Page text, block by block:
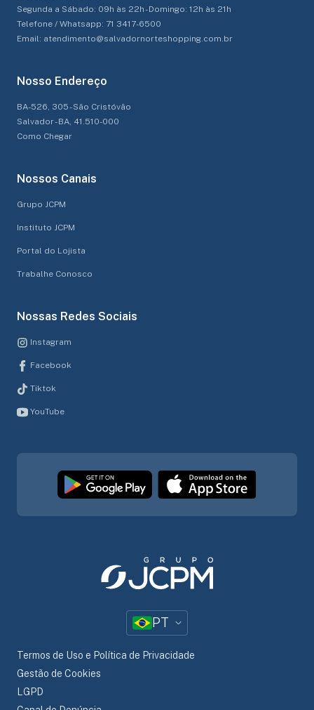
Segunda a Sábado: 09h às 22h - Domingo: 12h às 21h
Telefone / Whatsapp: 71 3417-6500
Email: atendimento@salvadornorteshopping.com.br
Nosso Endereço
BA-526, 305 - São Cristóvão
Salvador - BA, 41.510-000
Como Chegar
Nossos Canais
Grupo JCPM
Instituto JCPM
Portal do Lojista
Trabalhe Conosco
Nossas Redes Sociais
Instagram
Facebook
Tiktok
YouTube
PT
Termos de Uso e Política de Privacidade
Gestão de Cookies
LGPD